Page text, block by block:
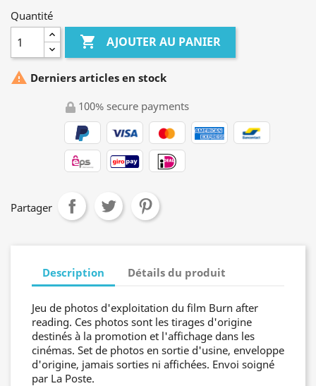
Quantité
 AJOUTER AU PANIER
 Derniers articles en stock
100% secure payments
Partager
Description Détails du produit
Jeu de photos d'exploitation du film Burn after
reading. Ces photos sont les tirages d'origine
destinés à la promotion et l'affichage dans les
cinémas. Set de photos en sortie d'usine, enveloppe
d'origine, jamais sorties ni affichées. Envoi soigné
par La Poste.